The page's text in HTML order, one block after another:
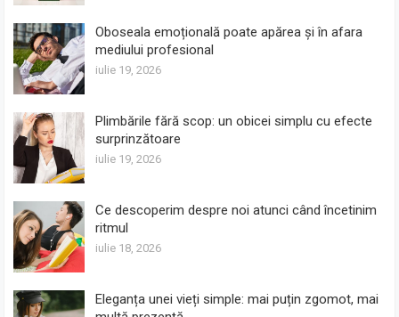
Oboseala emoțională poate apărea și în afara
mediului profesional
iulie 19, 2026
Plimbările fără scop: un obicei simplu cu efecte
surprinzătoare
iulie 19, 2026
Ce descoperim despre noi atunci când încetinim
ritmul
iulie 18, 2026
Eleganța unei vieți simple: mai puțin zgomot, mai